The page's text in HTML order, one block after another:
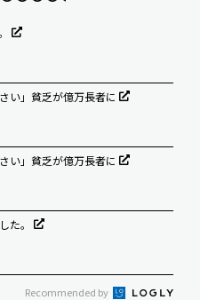
い」貧乏が億万長者に
い」貧乏が億万長者に
た。
Recommended by